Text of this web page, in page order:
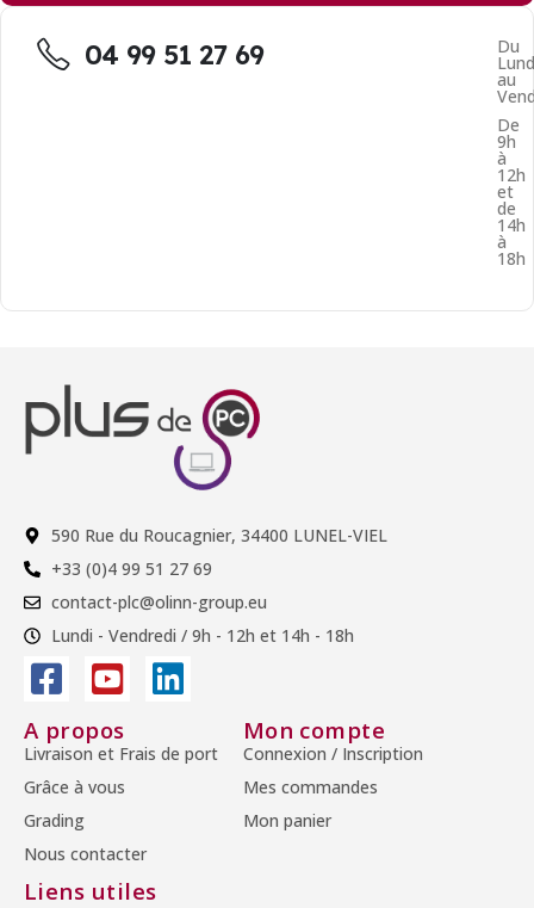
04 99 51 27 69 Du
au
De
9h
à
12h
et
de
14h
à
18h
590 Rue du Roucagnier, 34400 LUNEL-VIEL
+33 (0)4 99 51 27 69
contact-plc@olinn-group.eu
Lundi - Vendredi / 9h - 12h et 14h - 18h
A propos
Livraison et Frais de port
Grâce à vous
Grading
Nous contacter
Mon compte
Connexion / Inscription
Mes commandes
Mon panier
Liens utiles